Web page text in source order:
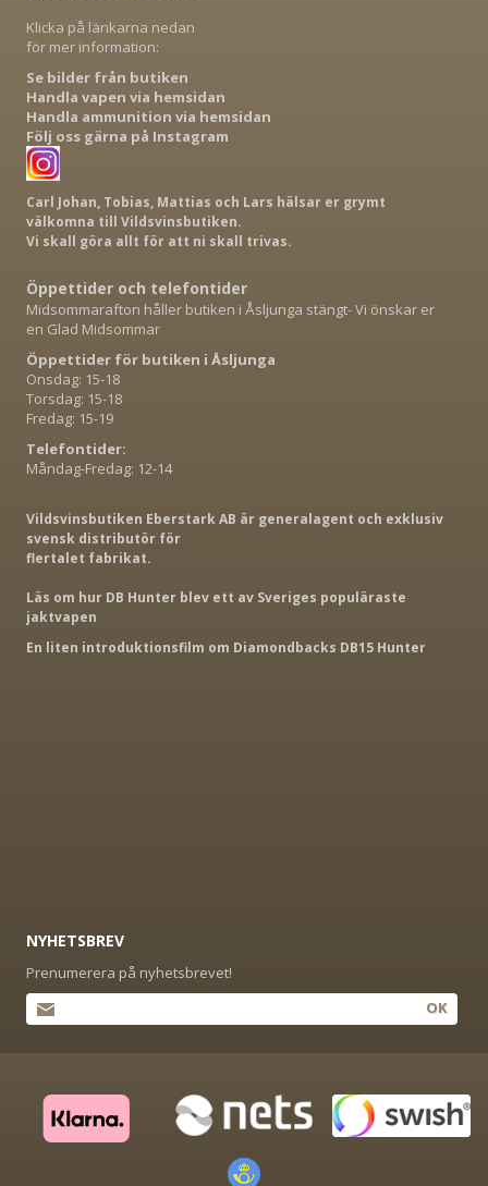
Klicka på länkarna nedan
för mer information:
Se bilder från butiken
Handla vapen via hemsidan
Handla ammunition via hemsidan
Följ oss gärna på Instagram
Carl Johan, Tobias, Mattias och Lars hälsar er grymt
välkomna till Vildsvinsbutiken.
Vi skall göra allt för att ni skall trivas.
Öppettider och telefontider
Midsommarafton håller butiken i Åsljunga stängt- Vi önskar er
en Glad Midsommar
Öppettider för butiken i Åsljunga
Onsdag: 15-18
Torsdag: 15-18
Fredag: 15-19
Telefontider:
Måndag-Fredag: 12-14
Vildsvinsbutiken Eberstark AB är generalagent och exklusiv
svensk distributör för
flertalet fabrikat.
Läs om hur DB Hunter blev ett av Sveriges populäraste
jaktvapen
En liten introduktionsfilm om Diamondbacks DB15 Hunter
NYHETSBREV
Prenumerera på nyhetsbrevet!
OK